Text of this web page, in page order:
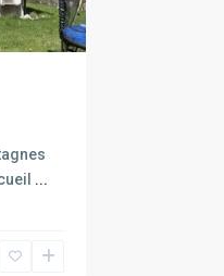
...